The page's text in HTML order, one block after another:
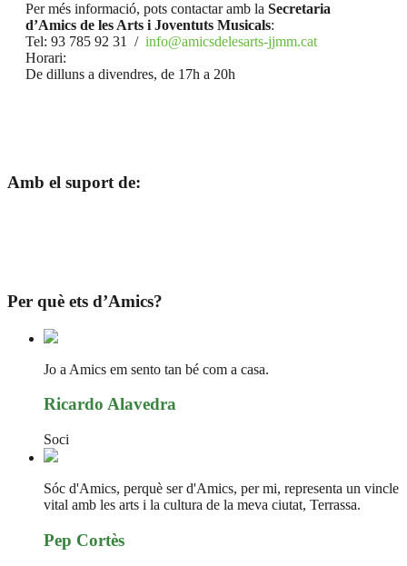
Per més informació, pots contactar amb la Secretaria
d’Amics de les Arts i Joventuts Musicals:
Tel: 93 785 92 31 / info@amicsdelesarts-jjmm.cat
Horari:
De dilluns a divendres, de 17h a 20h
Amb el suport de:
Per què ets d’Amics?
Jo a Amics em sento tan bé com a casa.
Ricardo Alavedra
Soci
Sóc d'Amics, perquè ser d'Amics, per mi, representa un vincle
vital amb les arts i la cultura de la meva ciutat, Terrassa.
Pep Cortès